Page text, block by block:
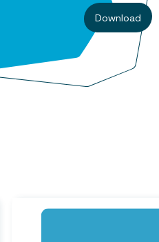
Download